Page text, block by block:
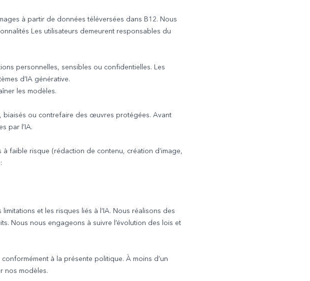
à partir de données téléversées dans B12. Nous
Les utilisateurs demeurent responsables du
personnelles, sensibles ou confidentielles. Les
d’IA générative.
les modèles.
biaisés ou contrefaire des œuvres protégées. Avant
par l’IA.
faible risque (rédaction de contenu, création d’image,
et les risques liés à l’IA. Nous réalisons des
Nous nous engageons à suivre l’évolution des lois et
à la présente politique. À moins d’un
nos modèles.